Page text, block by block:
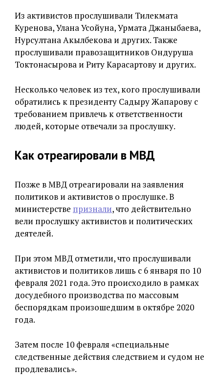
Из активистов прослушивали Тилекмата
Куренова, Улана Усойуна, Урмата Джаныбаева,
Нурсултана Акылбекова и других. Также
прослушивали правозащитников Ондуруша
Токтонасырова и Риту Карасартову и других.
Несколько человек из тех, кого прослушивали
обратились к президенту Садыру Жапарову с
требованием привлечь к ответственности
людей, которые отвечали за прослушку.
Как отреагировали в МВД
Позже в МВД отреагировали на заявления
политиков и активистов о прослушке. В
министерстве признали, что действительно
вели прослушку активистов и политических
деятелей.
При этом МВД отметили, что прослушивали
активистов и политиков лишь с 6 января по 10
февраля 2021 года. Это происходило в рамках
досудебного производства по массовым
беспорядкам произошедшим в октябре 2020
года.
Затем после 10 февраля «специальные
следственные действия следствием и судом не
продлевались».